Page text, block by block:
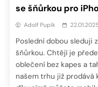
se šňůrkou pro
Adolf Pupík
Poslední dobou sleduji
šňůrkou. Chtějí je
oblečení bez kapes a
našem trhu již prodává